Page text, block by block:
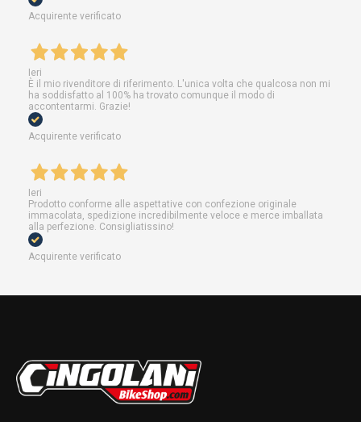
Acquirente verificato
Ieri
È il mio rivenditore di riferimento. L'unica volta che qualcosa non mi
ha soddisfatto al 100% ha trovato comunque il modo di
accontentarmi. Grazie!
Acquirente verificato
Ieri
Prodotto conforme alle aspettative con confezione originale
immacolata, spedizione incredibilmente veloce e merce imballata
alla perfezione. Consigliatissino!
Acquirente verificato